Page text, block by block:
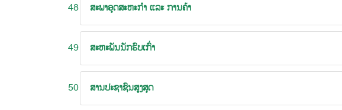
48 ສະພາອຸດສະຫະກຳ ແລະ ການຄ້າ
49 ສະຫະພັນນັກຮົບເກົ່າ
50 ສານປະຊາຊົນສູງສຸດ